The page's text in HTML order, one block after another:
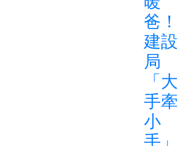
爸！
建設
局
「大
手牽
小
手」